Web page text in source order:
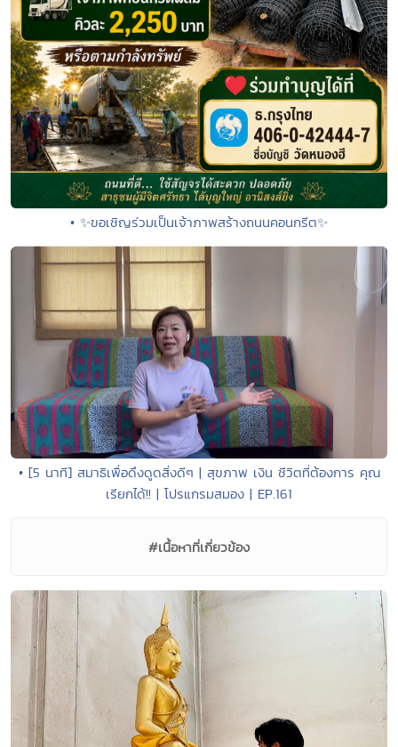
• ✨ขอเชิญร่วมเป็นเจ้าภาพสร้างถนนคอนกรีต✨
• [5 นาที] สมาธิเพื่อดึงดูดสิ่งดีๆ | สุขภาพ เงิน ชีวิตที่ต้องการ คุณ
เรียกได้!! | โปรแกรมสมอง | EP.161
#เนื้อหาที่เกี่ยวข้อง